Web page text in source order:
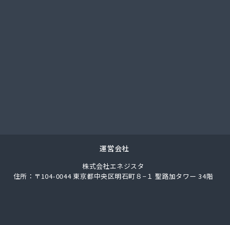
エネサンス九州 久留米営業所
エネサンス九州 福岡営業所
運営会社
株式会社エネジスタ
住所：〒104-0044 東京都中央区明石町８−１ 聖路加タワー 34階